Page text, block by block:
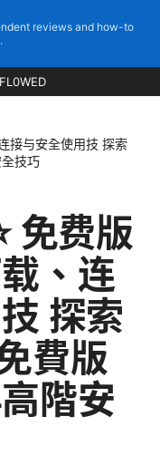
reviews and how-to
接与安全使用技 探索
技巧
免费版
、连
探索
費版
階安